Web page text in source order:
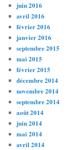
juin 2016
avril 2016
février 2016
janvier 2016
septembre 2015
mai 2015
février 2015
décembre 2014
novembre 2014
septembre 2014
août 2014
juin 2014
mai 2014
avril 2014